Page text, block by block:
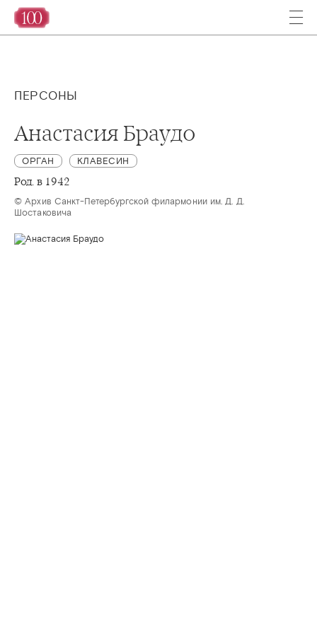
ПЕРСОНЫ
Анастасия Браудо
ОРГАН КЛАВЕСИН
Род. в 1942
© Архив Санкт-Петербургской филармонии им. Д. Д.
Шостаковича